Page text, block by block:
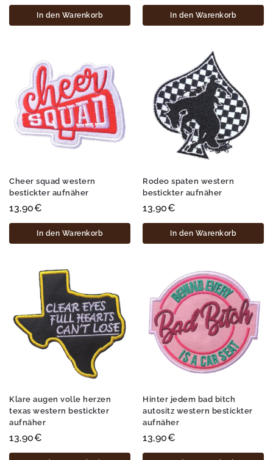
In den Warenkorb In den Warenkorb
Cheer squad western
bestickter aufnäher
13,90€
In den Warenkorb
Rodeo spaten western
bestickter aufnäher
13,90€
In den Warenkorb
Klare augen volle herzen
texas western bestickter
aufnäher
13,90€
Hinter jedem bad bitch
autositz western bestickter
aufnäher
13,90€